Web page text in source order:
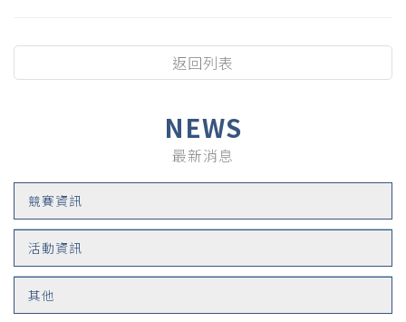
NEWS
最新消息
競賽資訊
活動資訊
其他
返回列表